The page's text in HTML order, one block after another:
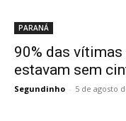
PARANÁ
90% das
estavam sem
Segundinho - 5 de agosto